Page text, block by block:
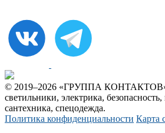
© 2019–2026 «ГРУППА КОНТАКТОВ»-
светильники, электрика,
сантехника, спецодежда.
Политика конфиденциальности Карта